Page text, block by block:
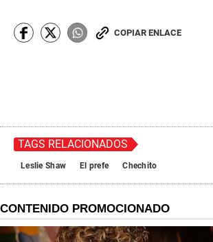
COPIAR ENLACE
TAGS RELACIONADOS
Leslie Shaw El prefe Chechito